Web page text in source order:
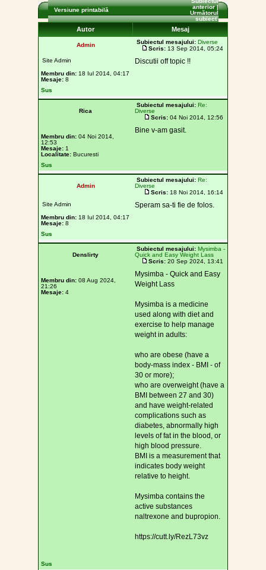
Versiune printabilă
anterior|
Următorul
subiect
Autor Mesaj
Admin Subiectul mesajului: Diverse
Scris: 13 Sep 2014, 05:24
Site Admin
Membru din: 18 Iul 2014, 04:17
Mesaje: 8
Discutii off topic !!
Sus
Rica
Subiectul mesajului: Re:
Diverse
Scris: 04 Noi 2014, 12:56
Membru din: 04 Noi 2014,
12:53
Mesaje: 1
Localitate: Bucuresti
Bine v-am gasit.
Sus
Admin
Subiectul mesajului: Re:
Diverse
Scris: 18 Noi 2014, 16:14
Site Admin
Membru din: 18 Iul 2014, 04:17
Mesaje: 8
Speram sa-ti fie de folos.
Sus
Denslirty
Subiectul mesajului: Mysimba -
Quick and Easy Weight Lass
Scris: 20 Sep 2024, 13:41
Membru din: 08 Aug 2024,
21:26
Mesaje: 4
Mysimba - Quick and Easy
Weight Lass
Mysimba is a medicine
used along with diet and
exercise to help manage
weight in adults:
who are obese (have a
body-mass index - BMI - of
30 or more);
who are overweight (have a
BMI between 27 and 30)
and have weight-related
complications such as
diabetes, abnormally high
levels of fat in the blood, or
high blood pressure.
BMI is a measurement that
indicates body weight
relative to height.
Mysimba contains the
active substances
naltrexone and bupropion.
https://cutt.ly/RezL73vz
Sus